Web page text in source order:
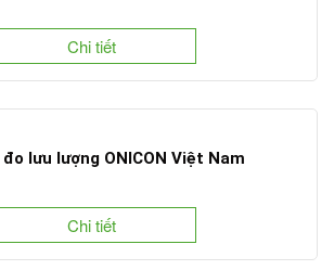
Chi tiết
lưu lượng ONICON Việt Nam
Chi tiết